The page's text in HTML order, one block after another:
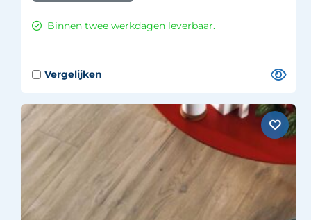
Binnen twee werkdagen leverbaar.